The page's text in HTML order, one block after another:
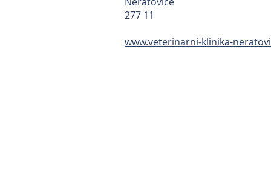
277 11
www.veterinarni-klinika-